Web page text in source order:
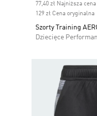
77,40 zł Najniższa cena
129 zł Cena oryginalna
Szorty Training
Dziecięce